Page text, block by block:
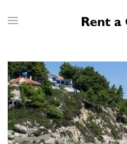
Skip to main content